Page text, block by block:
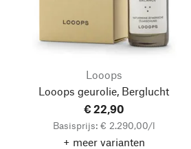
Looops
Looops geurolie, Berglucht
€ 22,90
Basisprijs: € 2.290,00/l
+ meer varianten